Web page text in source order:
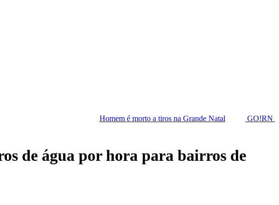
Homem é morto a tiros na Grande Natal
GO!RN 2026 amplia
de água por hora para bairros de